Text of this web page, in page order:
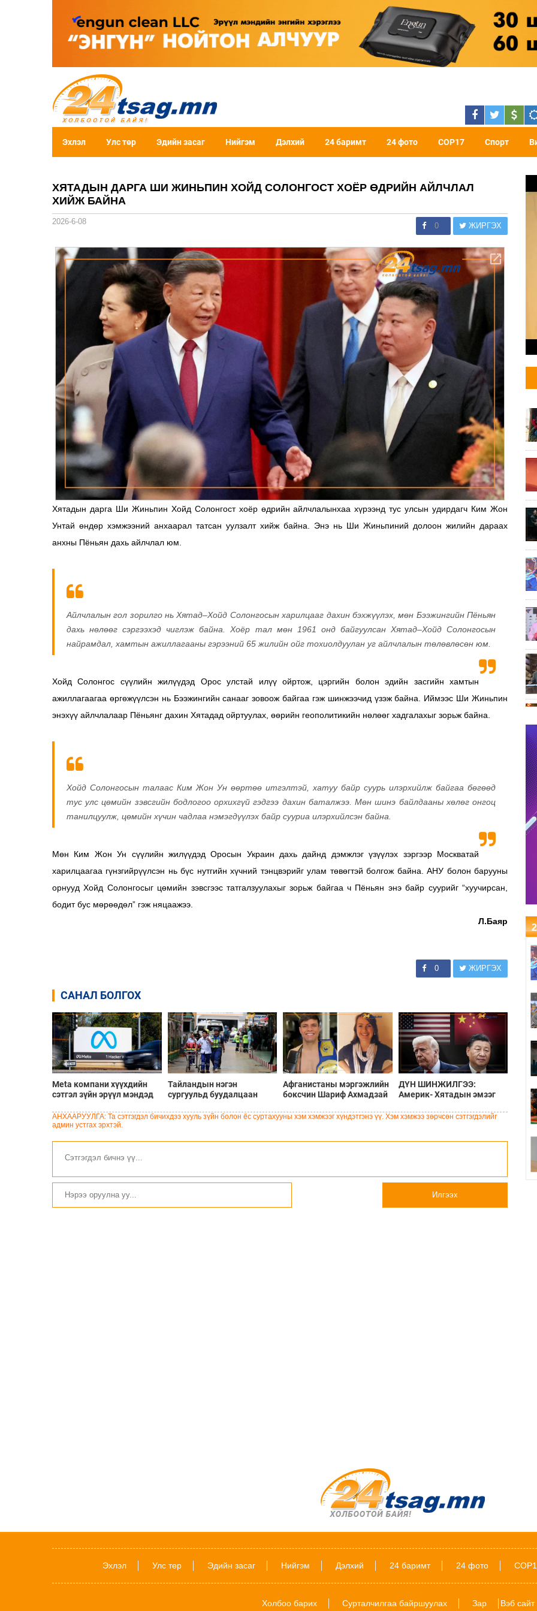
Эхлэл Улс төр Эдийн засаг Нийгэм Дэлхий 24 баримт 24 фото COP17 Спорт
ХЯТАДЫН ДАРГА ШИ ЖИНЬПИН ХОЙД СОЛОНГОСТ ХОЁР ӨДРИЙН АЙЛЧЛАЛ
ХИЙЖ БАЙНА
2026-6-08 0 ЖИРГЭХ
Хятадын дарга Ши Жиньпин Хойд Солонгост хоёр өдрийн айлчлалынхаа хүрээнд тус улсын удирдагч Ким Жон
Унтай өндөр хэмжээний анхаарал татсан уулзалт хийж байна. Энэ нь Ши Жиньпиний долоон жилийн дараах
анхны Пёньян дахь айлчлал юм.
Айлчлалын гол зорилго нь Хятад–Хойд Солонгосын харилцааг дахин бэхжүүлэх, мөн Бээжингийн Пёньян
дахь нөлөөг сэргээхэд чиглэж байна. Хоёр тал мөн 1961 онд байгуулсан Хятад–Хойд Солонгосын
найрамдал, хамтын ажиллагааны гэрээний 65 жилийн ойг тохиолдуулан уг айлчлалын төлөвлөсөн юм.
Хойд Солонгос сүүлийн жилүүдэд Орос улстай илүү ойртож, цэргийн болон эдийн засгийн хамтын
ажиллагаагаа өргөжүүлсэн нь Бээжингийн санааг зовоож байгаа гэж шинжээчид үзэж байна. Иймээс Ши Жиньпин
энэхүү айлчлалаар Пёньянг дахин Хятадад ойртуулах, өөрийн геополитикийн нөлөөг хадгалахыг зорьж байна.
Хойд Солонгосын талаас Ким Жон Ун өөртөө итгэлтэй, хатуу байр суурь илэрхийлж байгаа бөгөөд
тус улс цөмийн зэвсгийн бодлогоо орхихгүй гэдгээ дахин баталжээ. Мөн шинэ байлдааны хөлөг онгоц
танилцуулж, цөмийн хүчин чадлаа нэмэгдүүлэх байр сууриа илэрхийлсэн байна.
Мөн Ким Жон Ун сүүлийн жилүүдэд Оросын Украин дахь дайнд дэмжлэг үзүүлэх зэргээр Москватай
харилцаагаа гүнзгийрүүлсэн нь бүс нутгийн хүчний тэнцвэрийг улам төвөгтэй болгож байна.АНУ болон барууны
орнууд Хойд Солонгосыг цөмийн зэвсгээс татгалзуулахыг зорьж байгаа ч Пёньян энэ байр суурийг “хуучирсан,
бодит бус мөрөөдөл” гэж няцаажээ.
Л.Баяр
0 ЖИРГЭХ
САНАЛ БОЛГОХ
Meta компани хүүхдийн
сэтгэл зүйн эрүүл мэндэд
Нью-Мексико мужид 567
сая доллар төлөхөөр
Тайландын нэгэн
сургуульд буудалцаан
болон халдлага үйлдсэн
Афганистаны мэргэжлийн
боксчин Шариф Ахмадзай
чемоданд хийж хаясан
ДҮН ШИНЖИЛГЭЭ:
Америк- Хятадын эмзэг
АНХААРУУЛГА: Та сэтгэгдэл бичихдээ хууль зүйн болон ёс суртахууны хэм хэмжээг хүндэтгэнэ үү. Хэм хэмжээ зөрчсөн сэтгэгдэлийг
админ устгах эрхтэй.
Илгээх
Эхлэл Улс төр Эдийн засаг Нийгэм Дэлхий 24 баримт 24 фото
Холбоо барих Сурталчилгаа байршуулах Зар Вэб сайт